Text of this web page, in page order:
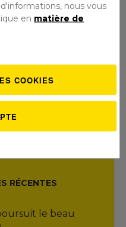
nous vous
en matière de
COOKIES
RÉCENTES
le beau
MENU